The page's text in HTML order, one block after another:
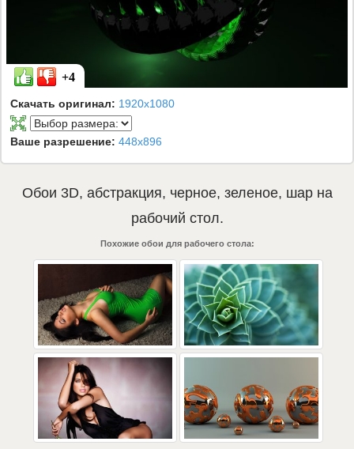
+4
Скачать оригинал: 1920x1080
Ваше разрешение: 448x896
Обои 3D, абстракция, черное, зеленое, шарна
рабочий стол.
Похожие обои для рабочего стола: